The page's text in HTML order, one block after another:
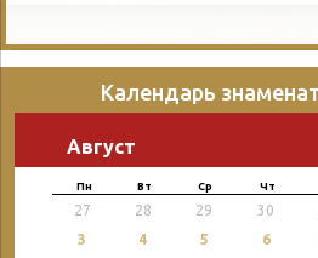
Календарь
Август
Пн Вт Ср Чт
27 28 29 30
3 4 5 6